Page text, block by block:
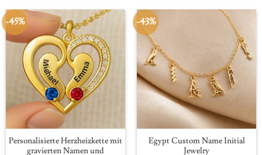
-45%
Personalisierte Herzheizkette mit
gravierten Namen und
-43%
Egypt Custom Name Initial
Jewelry